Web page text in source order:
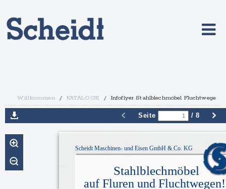
Willkommen / KATALOGE / Infoflyer Stahlblechmöbel Fluchtwege